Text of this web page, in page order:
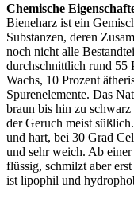
Chemische
Bieneharz ist ein
Substanzen, deren
noch nicht alle
durchschnittlich rund 55
Wachs, 10 Prozent
Spurenelemente. Das
braun bis hin zu
der Geruch meist
und hart, bei 30 Grad
und sehr weich. Ab
flüssig, schmilzt aber
ist lipophil und